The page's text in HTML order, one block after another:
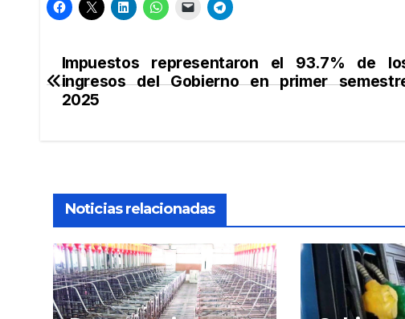
Navegación
de
Impuestos representaron el 93.7% de
ingresos del Gobierno en primer
2025
Noticias relacionadas